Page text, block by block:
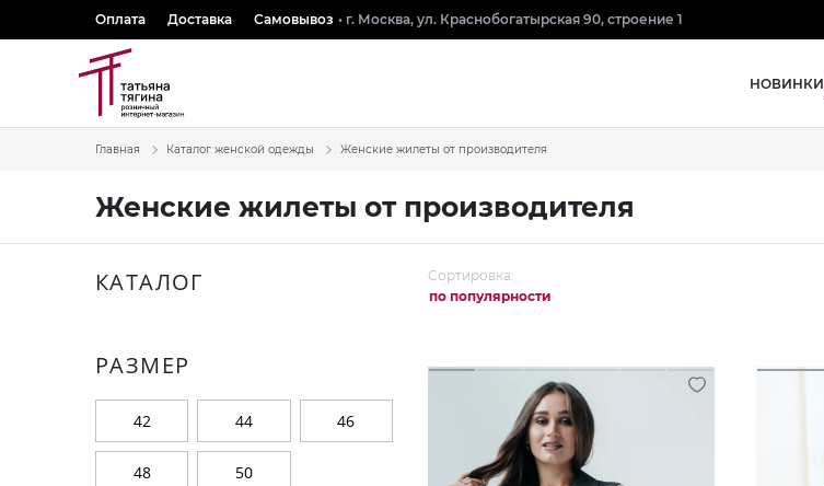
Оплата Доставка Самовывоз • г. Москва, ул. Краснобогатырская 90, строение 1
НОВИНКИ
Главная Каталог женской одежды Женские жилеты от производителя
Женские жилеты от производителя
КАТАЛОГ
РАЗМЕР
42 44 46
48 50
Сортировка:
по популярности